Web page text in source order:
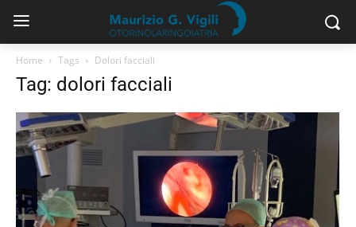
Home Tags Dolori facciali
Tag: dolori facciali